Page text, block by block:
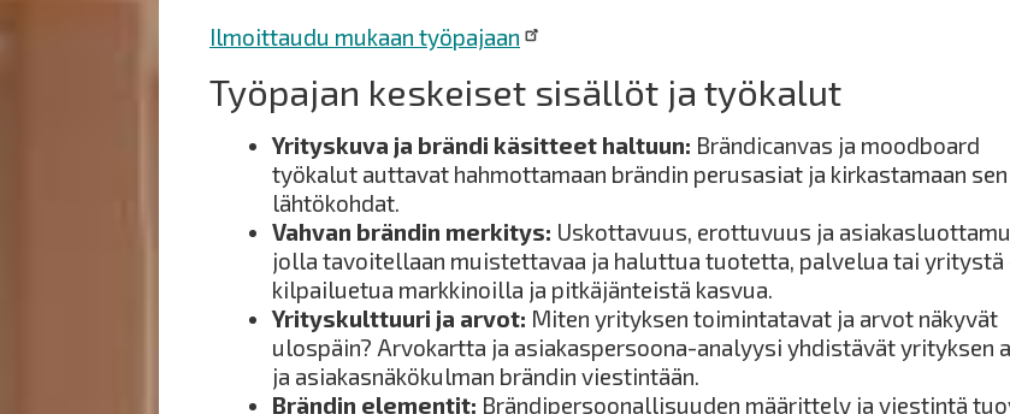
Ilmoittaudu mukaan työpajaan
Työpajan keskeiset sisällöt ja työkalut
Yrityskuva ja brändi käsitteet haltuun: Brändicanvas ja moodboard
työkalut auttavat hahmottamaan brändin perusasiat ja kirkastamaan sen
lähtökohdat.
Vahvan brändin merkitys: Uskottavuus, erottuvuus ja
jolla tavoitellaan muistettavaa ja haluttua tuotetta, palvelua tai yritystä
kilpailuetua markkinoilla ja pitkäjänteistä kasvua.
Yrityskulttuuri ja arvot: Miten yrityksen toimintatavat ja arvot näkyvät
ulospäin? Arvokartta ja asiakaspersoona-analyysi yhdistävät yrityksen
ja asiakasnäkökulman brändin viestintään.
Brändin elementit: Brändipersoonallisuuden määrittely ja viestintä